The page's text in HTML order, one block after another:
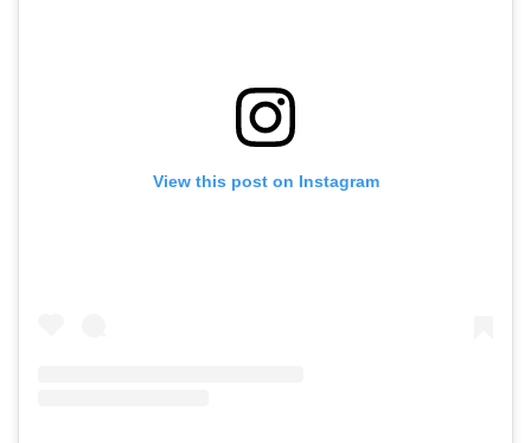
View this post on Instagram